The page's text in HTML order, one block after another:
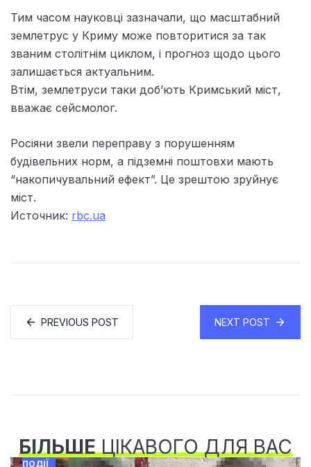
Тим часом науковці зазначали, що масштабний
землетрус у Криму може повторитися за так
званим столітнім циклом, і прогноз щодо цього
залишається актуальним.
Втім, землетруси таки доб’ють Кримський міст,
вважає сейсмолог.
Росіяни звели переправу з порушенням
будівельних норм, а підземні поштовхи мають
“накопичувальний ефект”. Це зрештою зруйнує
міст.
Источник: rbc.ua
PREVIOUS POST NEXT POST
БІЛЬШЕЦІКАВОГО ДЛЯ ВАС
ПОДІЇ